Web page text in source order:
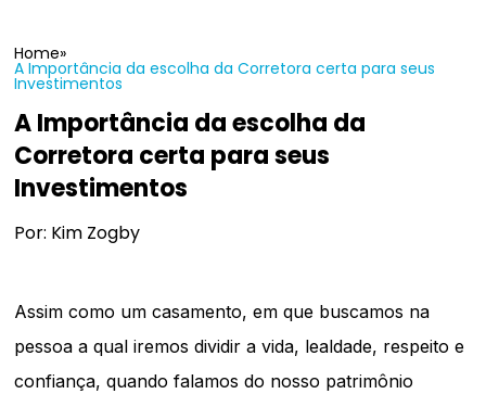
Home»
A Importância da escolha da Corretora certa para seus
Investimentos
A Importância da escolha da
Corretora certa para seus
Investimentos
Por: Kim Zogby
Assim como um casamento, em que buscamos na
pessoa a qual iremos dividir a vida, lealdade, respeito e
confiança, quando falamos do nosso patrimônio